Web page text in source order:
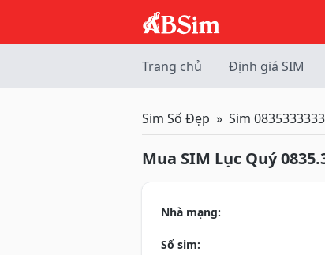
Trang chủ Định giá SIM
Sim Số Đẹp Sim 0835333333
Mua SIM Lục Quý
Nhà mạng:
Số sim: